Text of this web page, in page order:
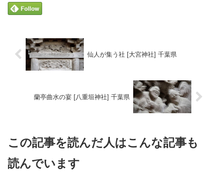
仙人が集う社 [大宮神社] 千葉県
蘭亭曲水の宴 [八重垣神社] 千葉県
この記事を読んだ人はこんな記事も
読んでいます